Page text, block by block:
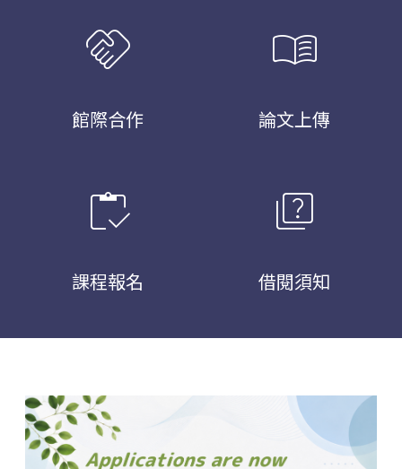
handshake
館際合作
menu_book
論文上傳
inventory
課程報名
quiz
借閱須知